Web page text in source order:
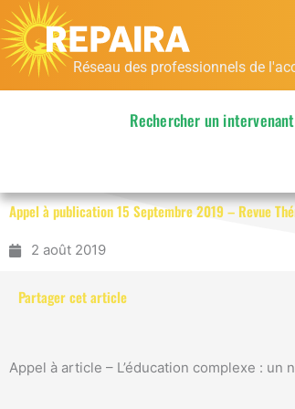
Aller
au
contenu
Réseau des professionnels de
Rechercher un
Appel à publication 15 Septembre 2019 – Revue
2 août 2019
Partager cet article
Appel à article – L’éducation complexe : un